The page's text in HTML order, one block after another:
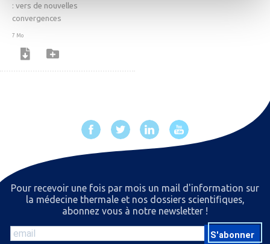
: vers de nouvelles
convergences
7 Mo
Pour recevoir une fois par mois un mail d'information sur
la médecine thermale et nos dossiers scientiﬁques,
abonnez vous à notre newsletter !
S'abonner